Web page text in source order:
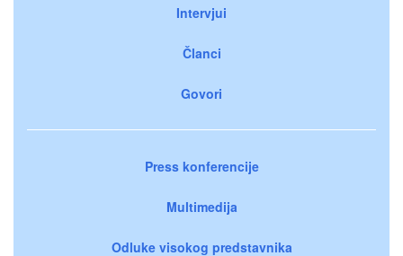
Intervjui
Članci
Govori
Press konferencije
Multimedija
Odluke visokog predstavnika